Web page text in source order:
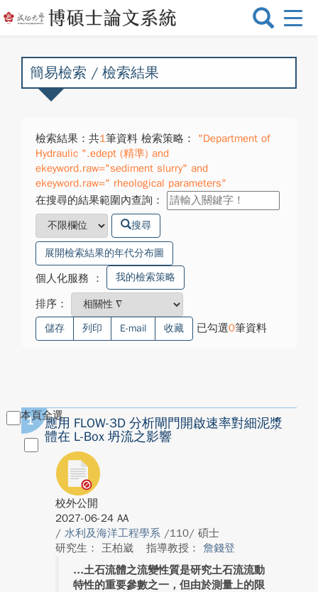
選
換
簡易檢索 / 檢索結果
檢索結果：共1筆資料 檢索策略：
"Department of
Hydraulic ".edept (精準) and
ekeyword.raw="sediment slurry" and
ekeyword.raw=" rheological parameters"
在搜尋的結果範圍內查詢：
搜尋
展開檢索結果的年代分布圖
個人化服務 ： 我的檢索策略
排序：
儲存 列印 E-mail 收藏 已勾選0筆資料
本頁全選
1
應用 FLOW-3D 分析閘門開啟速率對細泥漿
體在 L-Box 坍流之影響
校外公開
2027-06-24 AA
/ 水利及海洋工程學系 /110/ 碩士
研究生： 王柏崴
指導教授： 詹錢登
土石流體之流變性質是研究土石流流動
特性的重要參數之一，但由於測量上的限